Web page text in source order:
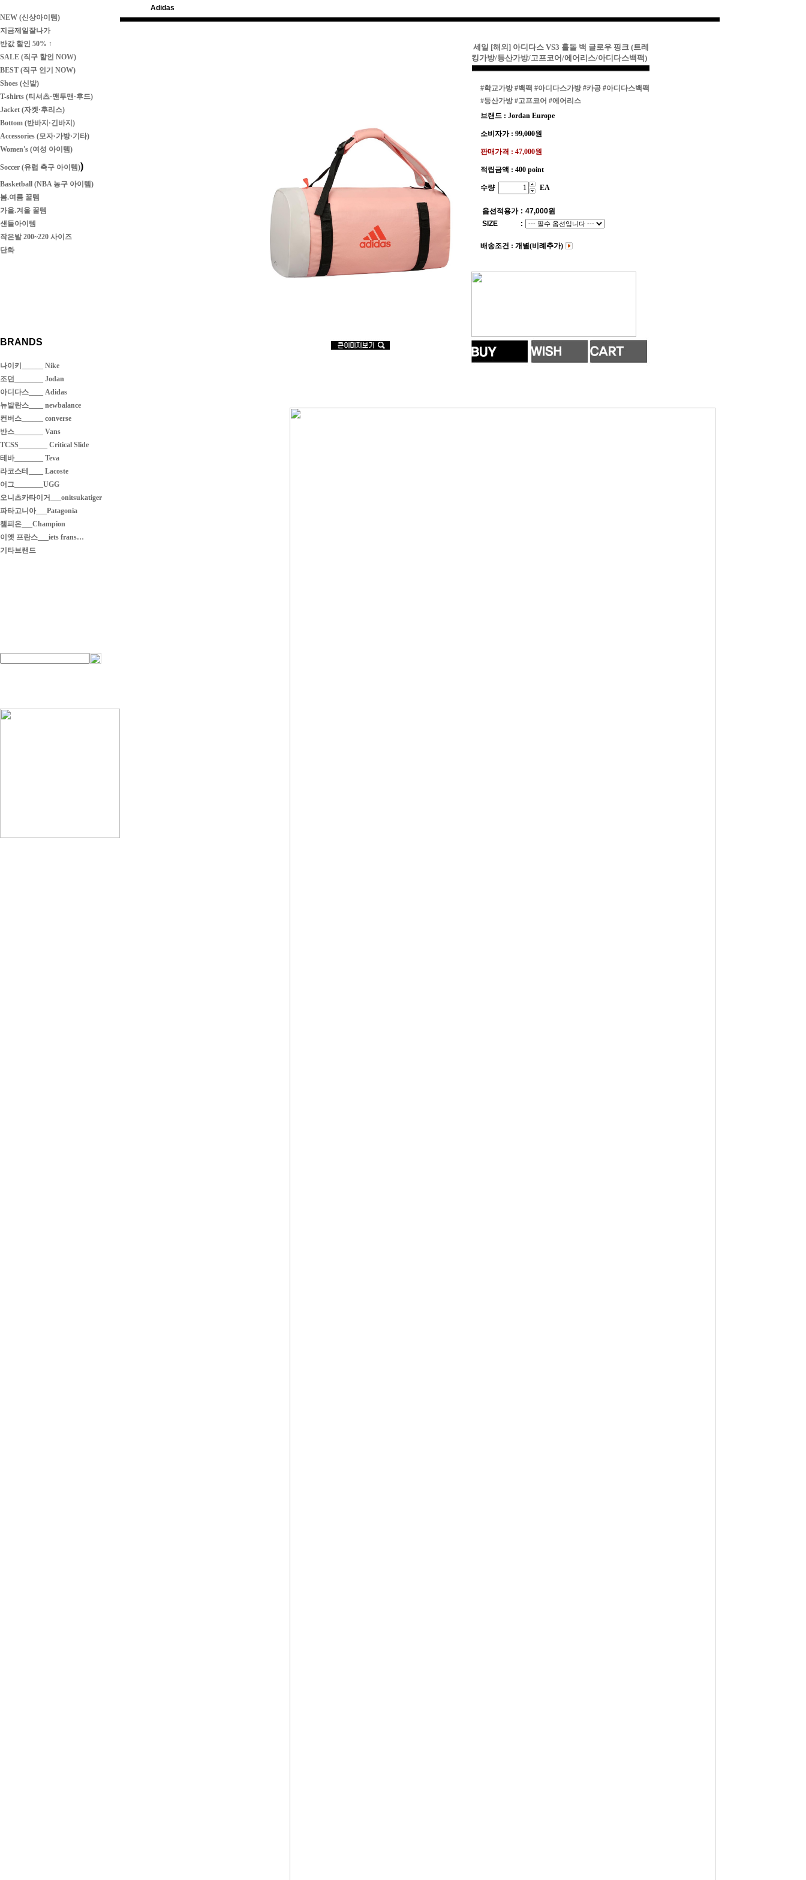
NEW (신상아이템)
지금제일잘나가
반값 할인 50% ↑
SALE (직구 할인 NOW)
BEST (직구 인기 NOW)
Shoes (신발)
T-shirts (티셔츠·맨투맨·후드)
Jacket (자켓·후리스)
Bottom (반바지·긴바지)
Accessories (모자·가방·기타)
Women's (여성 아이템)
Soccer (유럽 축구 아이템))
Basketball (NBA 농구 아이템)
봄.여름 꿀템
가을.겨울 꿀템
샌들아이템
작은발 200~220 사이즈
단화
BRANDS
나이키______ Nike
조던________ Jodan
아디다스____ Adidas
뉴발란스____ newbalance
컨버스______ converse
반스________ Vans
TCSS________ Critical Slide
테바________ Teva
라코스테____ Lacoste
어그________UGG
오니츠카타이거___onitsukatiger
파타고니아___Patagonia
챔피온___Champion
이엣 프란스___iets frans…
기타브랜드
Adidas
세일 [해외] 아디다스 VS3 홀돌 백 글로우 핑크 (트레
킹가방/등산가방/고프코어/에어리스/아디다스백팩)
#학교가방 #백팩 #아디다스가방 #카공 #아디다스백팩
#등산가방 #고프코어 #에어리스
브랜드 : Jordan Europe
소비자가 : 99,000원
판매가격 : 47,000원
적립금액 : 400 point
수량 EA
옵션적용가 : 47,000원
SIZE
:
배송조건 : 개별(비례추가)